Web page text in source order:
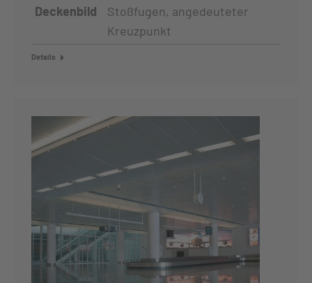
Deckenbild
Stoßfugen, angedeuteter
Kreuzpunkt
Details